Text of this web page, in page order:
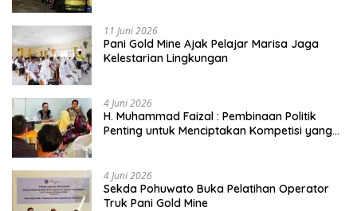
11 Juni 2026
Pani Gold Mine Ajak Pelajar Marisa Jaga
Kelestarian Lingkungan
4 Juni 2026
H. Muhammad Faizal : Pembinaan Politik
Penting untuk Menciptakan Kompetisi yang
4 Juni 2026
Sekda Pohuwato Buka Pelatihan Operator
Truk Pani Gold Mine